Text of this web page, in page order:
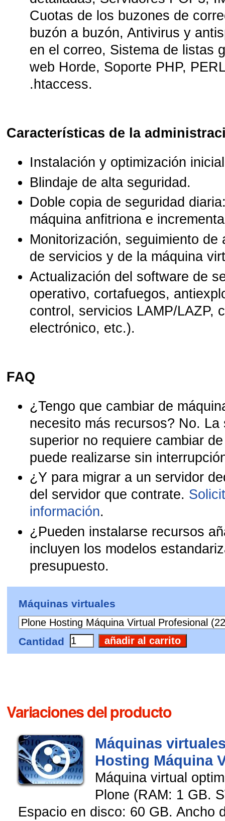
Cuotas de los buzones de
buzón a buzón, Antivirus y
en el correo, Sistema de listas
web Horde, Soporte PHP,
.htaccess.
Características de la
Instalación y optimización
Blindaje de alta seguridad.
Doble copia de seguridad
máquina anfitriona e
Monitorización, seguimiento de
de servicios y de la máquina
Actualización del software de
operativo, cortafuegos,
control, servicios LAMP/LAZP,
electrónico, etc.).
FAQ
¿Tengo que cambiar de
necesito más recursos? No. La
superior no requiere cambiar
puede realizarse sin
¿Y para migrar a un servidor
del servidor que contrate.
información.
¿Pueden instalarse recursos
incluyen los modelos
presupuesto.
Máquinas virtuales
Cantidad
Variaciones del producto
Máquinas
Hosting Máquina
Máquina virtual
Plone (RAM: 1 GB.
Espacio en disco: 60 GB. Ancho